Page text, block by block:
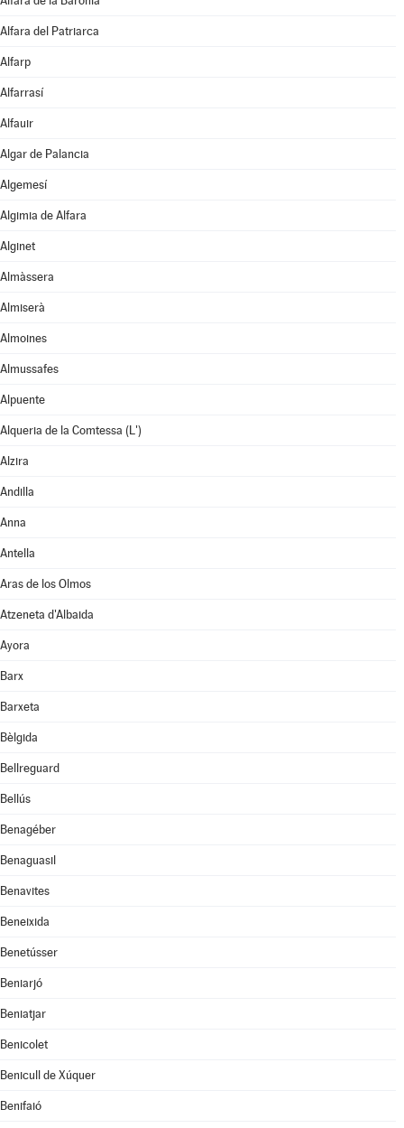
Alfara del Patriarca
Alfarp
Alfarrasí
Alfauir
Algar de Palancia
Algemesí
Algimia de Alfara
Alginet
Almàssera
Almiserà
Almoines
Almussafes
Alpuente
Alqueria de la Comtessa (L')
Alzira
Andilla
Anna
Antella
Aras de los Olmos
Atzeneta d'Albaida
Ayora
Barx
Barxeta
Bèlgida
Bellreguard
Bellús
Benagéber
Benaguasil
Benavites
Beneixida
Benetússer
Beniarjó
Beniatjar
Benicolet
Benicull de Xúquer
Benifaió